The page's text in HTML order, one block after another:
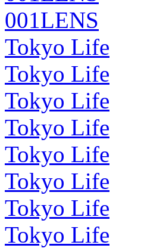
001LENS
Tokyo Life
Tokyo Life
Tokyo Life
Tokyo Life
Tokyo Life
Tokyo Life
Tokyo Life
Tokyo Life